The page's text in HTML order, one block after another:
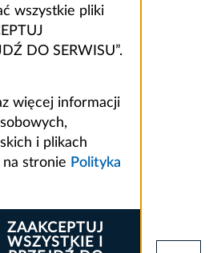
wszystkie pliki
DO SERWISU”.
więcej informacji
i plikach
stronie Polityka
ZAAKCEPTUJ
WSZYSTKIE I